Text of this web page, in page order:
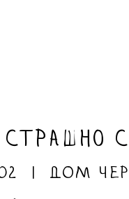
  |
ДОМ